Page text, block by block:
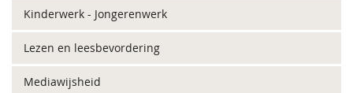
Kinderwerk - Jongerenwerk
Lezen en leesbevordering
Mediawijsheid